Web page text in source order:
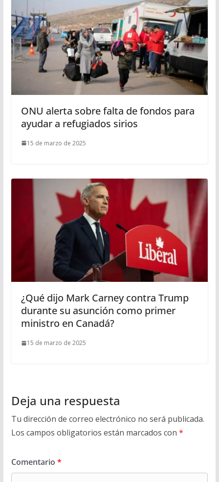
ONU alerta sobre falta de fondos para
ayudar a refugiados sirios
15 de marzo de 2025
¿Qué dijo Mark Carney contra Trump
durante su asunción como primer
ministro en Canadá?
15 de marzo de 2025
Deja una respuesta
Tu dirección de correo electrónico no será publicada.
Los campos obligatorios están marcados con *
Comentario *